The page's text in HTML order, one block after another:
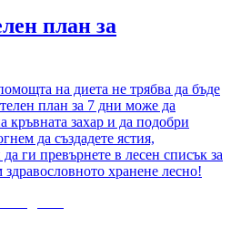
план за
на диета не трябва да бъде
план за 7 дни може да
кръвната захар и да подобри
да създадете ястия,
ги превърнете в лесен списък за
хранене лесно!